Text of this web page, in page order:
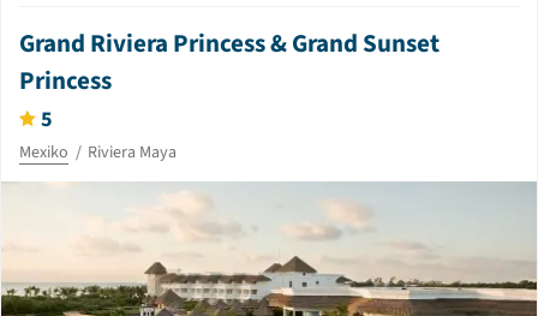
Grand Riviera Princess & Grand Sunset
Princess
5
Mexiko Riviera Maya